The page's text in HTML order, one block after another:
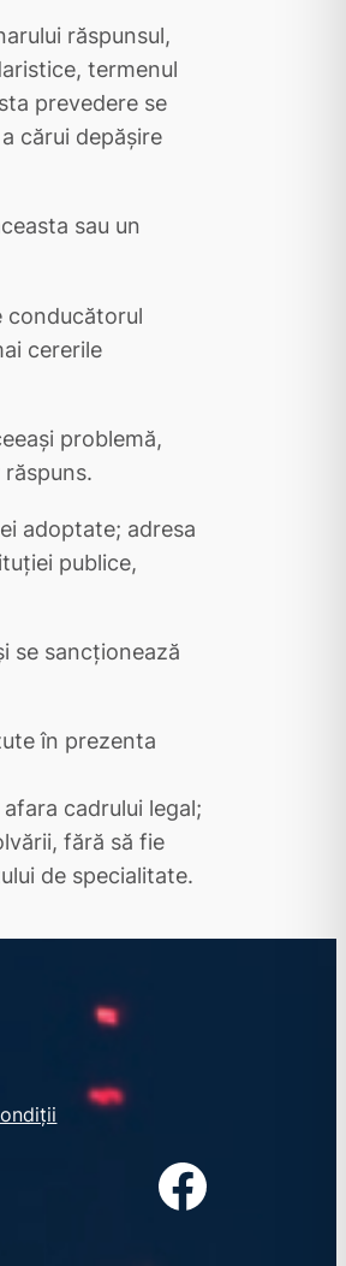
răspunsul,
termenul
prevedere se
cărui depăşire
sau un
conducătorul
cererile
problemă,
adoptate; adresa
publice,
se sancţionează
în prezenta
cadrului legal;
fără să fie
de specialitate.
Facebook